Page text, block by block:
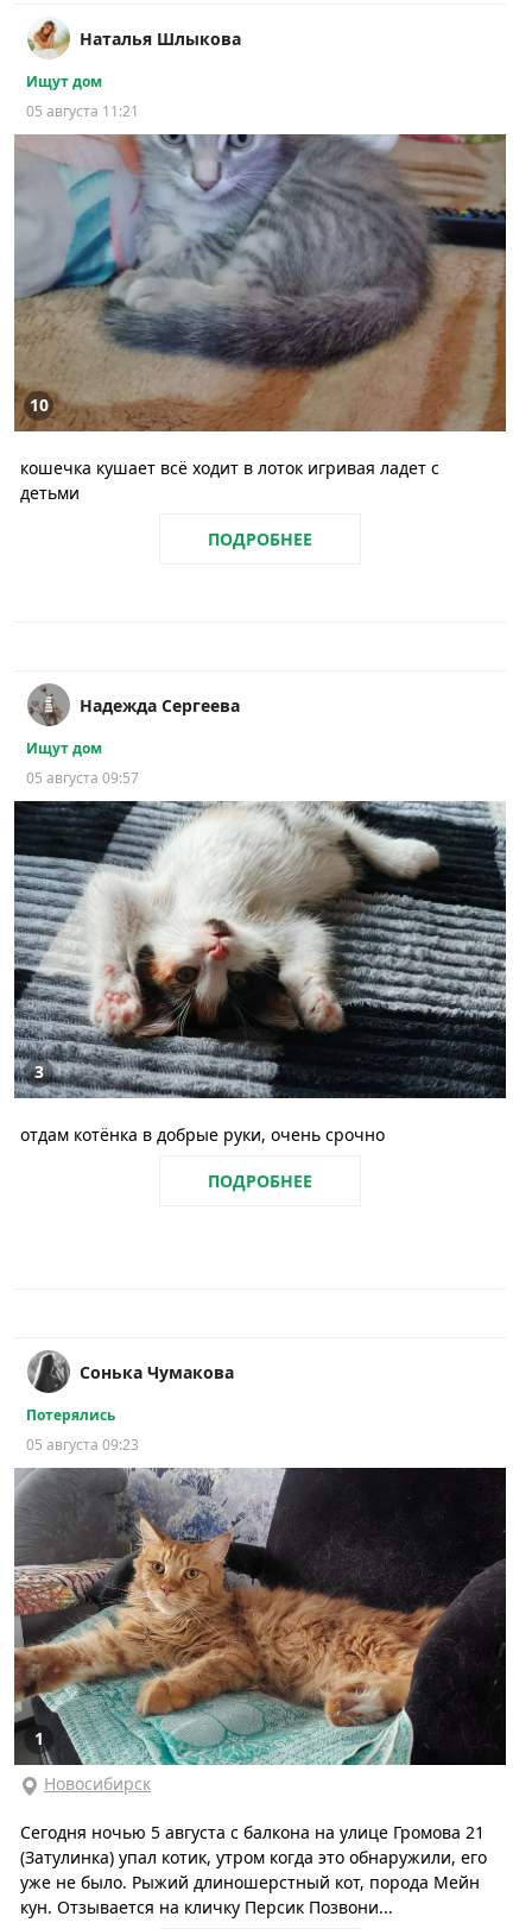
Наталья Шлыкова
Ищут дом
05 августа 11:21
10
кошечка кушает всё ходит в лоток игривая ладет с
детьми
ПОДРОБНЕЕ
Надежда Сергеева
Ищут дом
05 августа 09:57
3
отдам котёнка в добрые руки, очень срочно
ПОДРОБНЕЕ
Сонька Чумакова
Потерялись
05 августа 09:23
1
Новосибирск
Сегодня ночью 5 августа с балкона на улице Громова 21
(Затулинка) упал котик, утром когда это обнаружили, его
уже не было. Рыжий длиношерстный кот, порода Мейн
кун. Отзывается на кличку Персик Позвони...